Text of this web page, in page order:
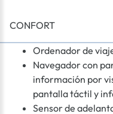
CONFORT
Ordenador de
Navegador con
información por
pantalla táctil y
Sensor de